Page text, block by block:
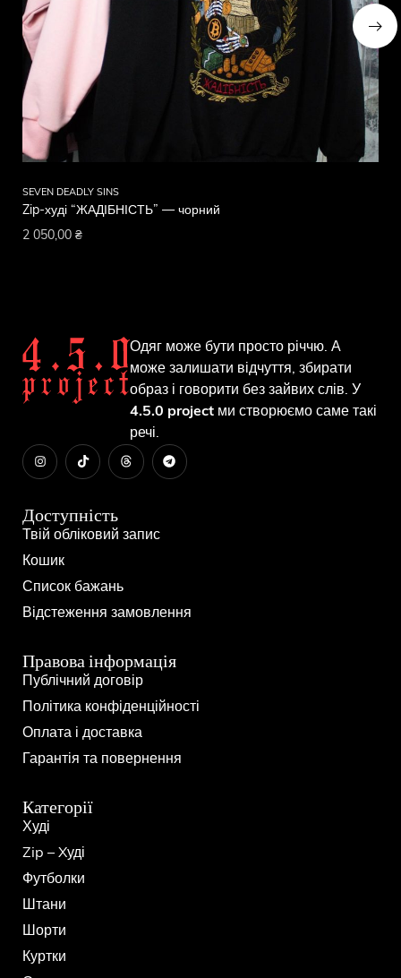
SEVEN DEADLY SINS
Zip-худі “ЖАДІБНІСТЬ” — чорний
2 050,00 ₴
Одяг може бути просто річчю. А
може залишати відчуття, збирати
образ і говорити без зайвих слів. У
4.5.0 project ми створюємо саме такі
речі.
Доступність
Твій обліковий запис
Кошик
Список бажань
Відстеження замовлення
Правова інформація
Публічний договір
Політика конфіденційності
Оплата і доставка
Гарантія та повернення
Категорії
Худі
Zip – Xуді
Футболки
Штани
Шорти
Куртки